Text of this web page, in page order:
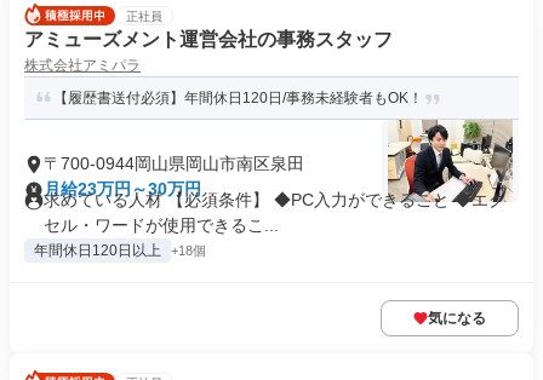
正社員
アミューズメント運営会社の事務スタッフ
株式会社アミパラ
【履歴書送付必須】年間休日120日/事務未経験者もOK！
〒700-0944岡山県岡山市南区泉田
月給23万円～30万円
求めている人材 【必須条件】 ◆PC入力ができること ◆エク
セル・ワードが使用できるこ...
年間休日120日以上 +18個
気になる